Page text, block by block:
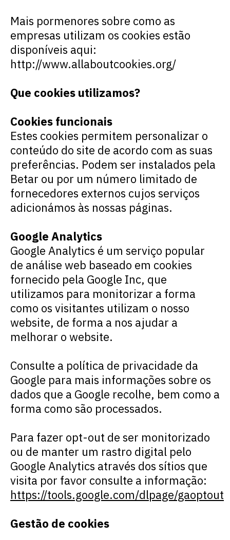
Mais pormenores sobre como as
empresas utilizam os cookies estão
disponíveis aqui:
http://www.allaboutcookies.org/
Que cookies utilizamos?
Cookies funcionais
Estes cookies permitem personalizar o
conteúdo do site de acordo com as suas
preferências. Podem ser instalados pela
Betar ou por um número limitado de
fornecedores externos cujos serviços
adicionámos às nossas páginas.
Google Analytics
Google Analytics é um serviço popular
de análise web baseado em cookies
fornecido pela Google Inc, que
utilizamos para monitorizar a forma
como os visitantes utilizam o nosso
website, de forma a nos ajudar a
melhorar o website.
Consulte a política de privacidade da
Google para mais informações sobre os
dados que a Google recolhe, bem como a
forma como são processados.
Para fazer opt-out de ser monitorizado
ou de manter um rastro digital pelo
Google Analytics através dos sítios que
visita por favor consulte a informação:
https://tools.google.com/dlpage/gaoptout
Gestão de cookies